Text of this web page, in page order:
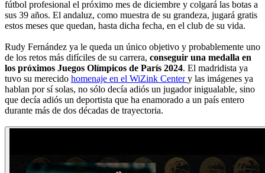
fútbol profesional el próximo mes de diciembre y colgará las botas a
sus 39 años. El andaluz, como muestra de su grandeza, jugará gratis
estos meses que quedan, hasta dicha fecha, en el club de su vida.
Rudy Fernández ya le queda un único objetivo y probablemente uno
de los retos más difíciles de su carrera, conseguir una medalla en
los próximos Juegos Olímpicos de París 2024. El madridista ya
tuvo su merecido homenaje en el WiZink Centery las imágenes ya
hablan por sí solas, no sólo decía adiós un jugador inigualable, sino
que decía adiós un deportista que ha enamorado a un país entero
durante más de dos décadas de trayectoria.